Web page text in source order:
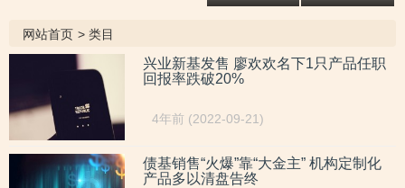
服务商两
次撤单，
募投项目
核心技术
竞争力
遭“拷问”
场背后外
销收入合
计六百余
万元，辅
与高校牵
头的重点
研发项
目，大客
年增高，应
同行，辅导
期内或向关
击”置出资
收“两连
低，自称AI
网站首页 > 类目
兴业新基发售 廖欢欢名下1只产品任职
回报率跌破20%
4年前 (2022-09-21)
债基销售“火爆”靠“大金主” 机构定制化
产品多以清盘告终